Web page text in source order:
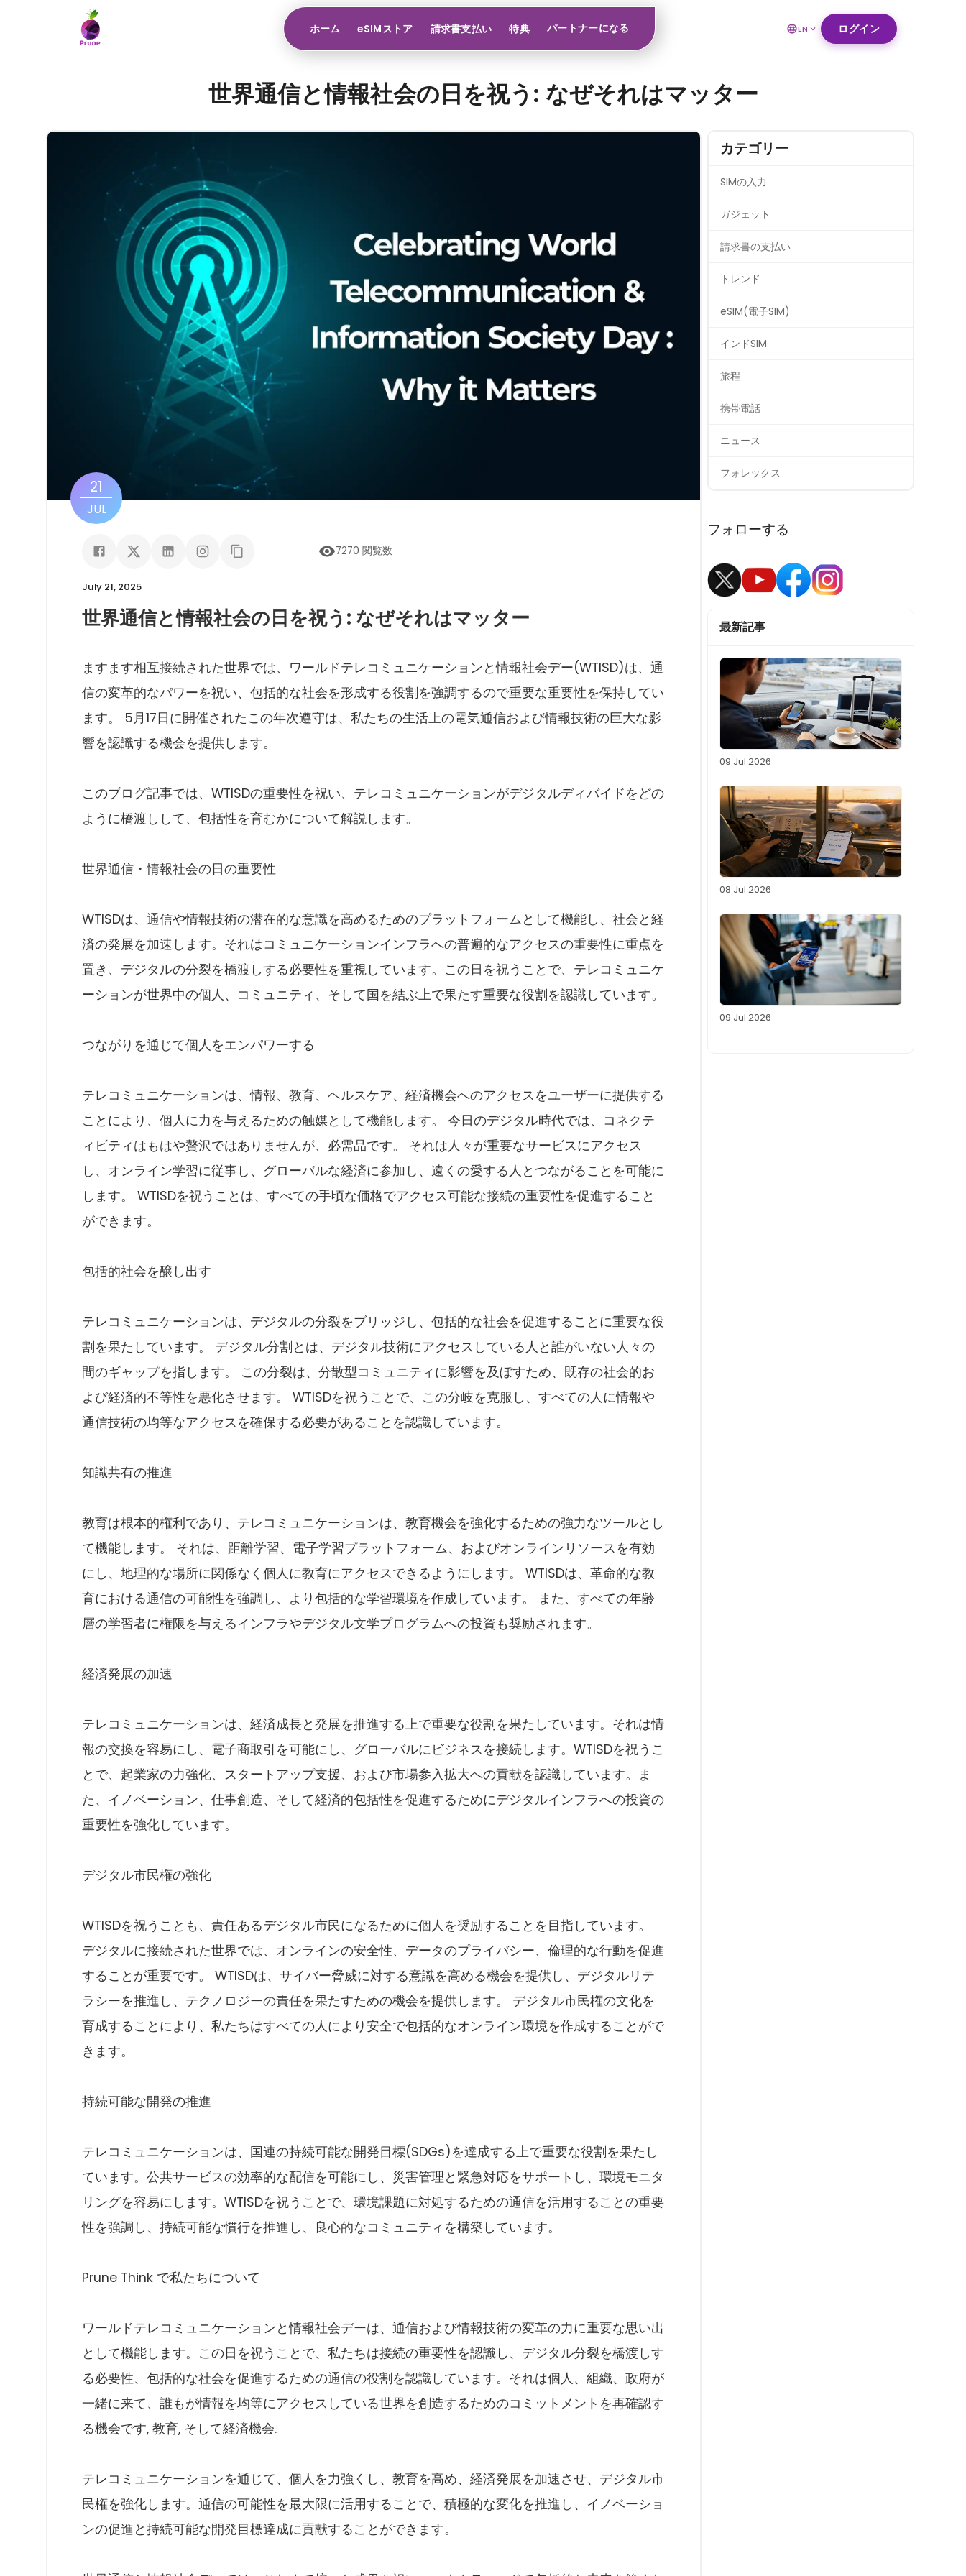
ホーム eSIMストア 請求書支払い 特典 パートナーになる EN ログイン
世界通信と情報社会の日を祝う: なぜそれはマッター
21
JUL
7270 閲覧数
July 21, 2025
世界通信と情報社会の日を祝う: なぜそれはマッター
ますます相互接続された世界では、ワールドテレコミュニケーションと情報社会デー(WTISD)は、通
信の変革的なパワーを祝い、包括的な社会を形成する役割を強調するので重要な重要性を保持してい
ます。 5月17日に開催されたこの年次遵守は、私たちの生活上の電気通信および情報技術の巨大な影
響を認識する機会を提供します。
このブログ記事では、WTISDの重要性を祝い、テレコミュニケーションがデジタルディバイドをどの
ように橋渡しして、包括性を育むかについて解説します。
世界通信・情報社会の日の重要性
WTISDは、通信や情報技術の潜在的な意識を高めるためのプラットフォームとして機能し、社会と経
済の発展を加速します。それはコミュニケーションインフラへの普遍的なアクセスの重要性に重点を
置き、デジタルの分裂を橋渡しする必要性を重視しています。この日を祝うことで、テレコミュニケ
ーションが世界中の個人、コミュニティ、そして国を結ぶ上で果たす重要な役割を認識しています。
つながりを通じて個人をエンパワーする
テレコミュニケーションは、情報、教育、ヘルスケア、経済機会へのアクセスをユーザーに提供する
ことにより、個人に力を与えるための触媒として機能します。 今日のデジタル時代では、コネクテ
ィビティはもはや贅沢ではありませんが、必需品です。 それは人々が重要なサービスにアクセス
し、オンライン学習に従事し、グローバルな経済に参加し、遠くの愛する人とつながることを可能に
します。 WTISDを祝うことは、すべての手頃な価格でアクセス可能な接続の重要性を促進すること
ができます。
包括的社会を醸し出す
テレコミュニケーションは、デジタルの分裂をブリッジし、包括的な社会を促進することに重要な役
割を果たしています。 デジタル分割とは、デジタル技術にアクセスしている人と誰がいない人々の
間のギャップを指します。 この分裂は、分散型コミュニティに影響を及ぼすため、既存の社会的お
よび経済的不等性を悪化させます。 WTISDを祝うことで、この分岐を克服し、すべての人に情報や
通信技術の均等なアクセスを確保する必要があることを認識しています。
知識共有の推進
教育は根本的権利であり、テレコミュニケーションは、教育機会を強化するための強力なツールとし
て機能します。 それは、距離学習、電子学習プラットフォーム、およびオンラインリソースを有効
にし、地理的な場所に関係なく個人に教育にアクセスできるようにします。 WTISDは、革命的な教
育における通信の可能性を強調し、より包括的な学習環境を作成しています。 また、すべての年齢
層の学習者に権限を与えるインフラやデジタル文学プログラムへの投資も奨励されます。
経済発展の加速
テレコミュニケーションは、経済成長と発展を推進する上で重要な役割を果たしています。それは情
報の交換を容易にし、電子商取引を可能にし、グローバルにビジネスを接続します。WTISDを祝うこ
とで、起業家の力強化、スタートアップ支援、および市場参入拡大への貢献を認識しています。ま
た、イノベーション、仕事創造、そして経済的包括性を促進するためにデジタルインフラへの投資の
重要性を強化しています。
デジタル市民権の強化
WTISDを祝うことも、責任あるデジタル市民になるために個人を奨励することを目指しています。
デジタルに接続された世界では、オンラインの安全性、データのプライバシー、倫理的な行動を促進
することが重要です。 WTISDは、サイバー脅威に対する意識を高める機会を提供し、デジタルリテ
ラシーを推進し、テクノロジーの責任を果たすための機会を提供します。 デジタル市民権の文化を
育成することにより、私たちはすべての人により安全で包括的なオンライン環境を作成することがで
きます。
持続可能な開発の推進
テレコミュニケーションは、国連の持続可能な開発目標(SDGs)を達成する上で重要な役割を果たし
ています。公共サービスの効率的な配信を可能にし、災害管理と緊急対応をサポートし、環境モニタ
リングを容易にします。WTISDを祝うことで、環境課題に対処するための通信を活用することの重要
性を強調し、持続可能な慣行を推進し、良心的なコミュニティを構築しています。
Prune Think で私たちについて
ワールドテレコミュニケーションと情報社会デーは、通信および情報技術の変革の力に重要な思い出
として機能します。この日を祝うことで、私たちは接続の重要性を認識し、デジタル分裂を橋渡しす
る必要性、包括的な社会を促進するための通信の役割を認識しています。それは個人、組織、政府が
一緒に来て、誰もが情報を均等にアクセスしている世界を創造するためのコミットメントを再確認す
る機会です, 教育, そして経済機会.
テレコミュニケーションを通じて、個人を力強くし、教育を高め、経済発展を加速させ、デジタル市
民権を強化します。通信の可能性を最大限に活用することで、積極的な変化を推進し、イノベーショ
ンの促進と持続可能な開発目標達成に貢献することができます。
カテゴリー
SIMの入力
ガジェット
請求書の支払い
トレンド
eSIM(電子SIM)
インドSIM
旅程
携帯電話
ニュース
フォレックス
フォローする
最新記事
09 Jul 2026
08 Jul 2026
09 Jul 2026